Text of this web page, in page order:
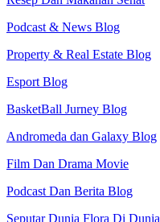
Podcast & News Blog
Property & Real Estate Blog
Esport Blog
BasketBall Jurney Blog
Andromeda dan Galaxy Blog
Film Dan Drama Movie
Podcast Dan Berita Blog
Seputar Dunia Flora Di Dunia